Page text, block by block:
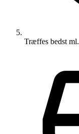
Træffes bedst ml.